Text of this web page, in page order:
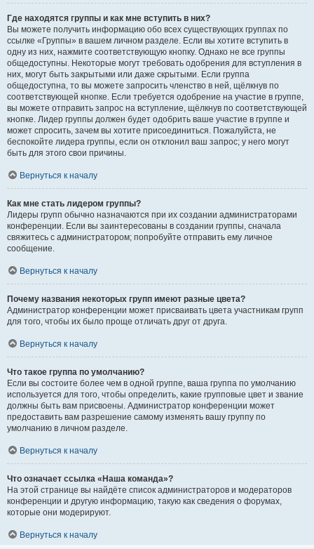
Где находятся группы и как мне вступить в них?
Вы можете получить информацию обо всех существующих группах по
ссылке «Группы» в вашем личном разделе. Если вы хотите вступить в
одну из них, нажмите соответствующую кнопку. Однако не все группы
общедоступны. Некоторые могут требовать одобрения для вступления в
них, могут быть закрытыми или даже скрытыми. Если группа
общедоступна, то вы можете запросить членство в ней, щёлкнув по
соответствующей кнопке. Если требуется одобрение на участие в группе,
вы можете отправить запрос на вступление, щёлкнув по соответствующей
кнопке. Лидер группы должен будет одобрить ваше участие в группе и
может спросить, зачем вы хотите присоединиться. Пожалуйста, не
беспокойте лидера группы, если он отклонил ваш запрос; у него могут
быть для этого свои причины.
Вернуться к началу
Как мне стать лидером группы?
Лидеры групп обычно назначаются при их создании администраторами
конференции. Если вы заинтересованы в создании группы, сначала
свяжитесь с администратором; попробуйте отправить ему личное
сообщение.
Вернуться к началу
Почему названия некоторых групп имеют разные цвета?
Администратор конференции может присваивать цвета участникам групп
для того, чтобы их было проще отличать друг от друга.
Вернуться к началу
Что такое группа по умолчанию?
Если вы состоите более чем в одной группе, ваша группа по умолчанию
используется для того, чтобы определить, какие групповые цвет и звание
должны быть вам присвоены. Администратор конференции может
предоставить вам разрешение самому изменять вашу группу по
умолчанию в личном разделе.
Вернуться к началу
Что означает ссылка «Наша команда»?
На этой странице вы найдёте список администраторов и модераторов
конференции и другую информацию, такую как сведения о форумах,
которые они модерируют.
Вернуться к началу